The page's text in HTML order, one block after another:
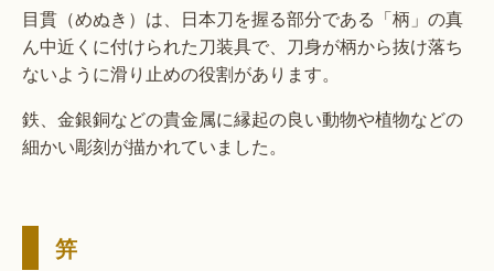
目貫（めぬき）は、日本刀を握る部分である「柄」の真
ん中近くに付けられた刀装具で、刀身が柄から抜け落ち
ないように滑り止めの役割があります。
鉄、金銀銅などの貴金属に縁起の良い動物や植物などの
細かい彫刻が描かれていました。
笄